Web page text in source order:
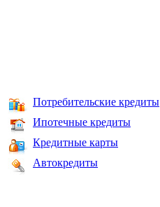
Потребительские кредиты
Ипотечные кредиты
Кредитные карты
Автокредиты